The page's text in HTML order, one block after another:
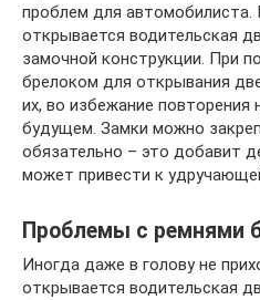
проблем для
открывается водительская
замочной конструкции. При
брелоком для открывания
их, во избежание повторения
будущем. Замки можно
обязательно – это добавит
может привести к
Проблемы с ремнями
Иногда даже в голову не
открывается водительская